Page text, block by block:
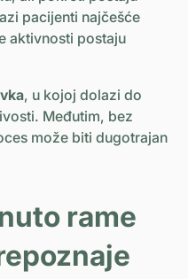
pacijenti najčešće
aktivnosti postaju
, u kojoj dolazi do
Međutim, bez
može biti dugotrajan
rame